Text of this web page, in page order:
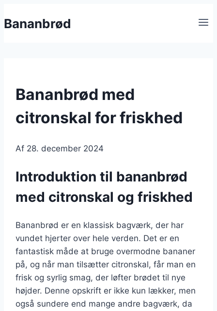
til
Bananbrød
Bananbrød med
citronskal for friskhed
Af 28. december 2024
Introduktion til bananbrød
med citronskal og friskhed
Bananbrød er en klassisk bagværk, der har
vundet hjerter over hele verden. Det er en
fantastisk måde at bruge overmodne bananer
på, og når man tilsætter citronskal, får man en
frisk og syrlig smag, der løfter brødet til nye
højder. Denne opskrift er ikke kun lækker, men
også sundere end mange andre bagværk, da